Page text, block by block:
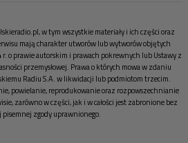
w tym wszystkie materiały i ich części oraz
mają charakter utworów lub wytworów objętych
o prawie autorskim i prawach pokrewnych lub Ustawy z
przemysłowej. Prawa o których mowa w zdaniu
Radiu S.A. w likwidacji lub podmiotom trzecim.
powielanie, reprodukowanie oraz rozpowszechnianie
zarówno w części, jak i w całości jest zabronione bez
zgody uprawnionego.